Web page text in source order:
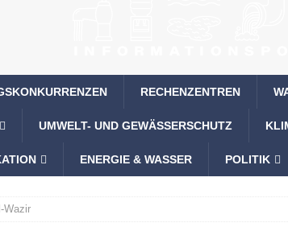
RECHENZENTREN
UMWELT- UND GEWÄSSERSCHUTZ
ENERGIE & WASSER POLITIK
Wazir